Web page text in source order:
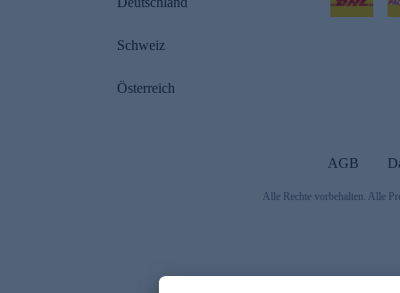
Schweiz
Österreich
AGB
Alle Rechte vorbehalten. Alle